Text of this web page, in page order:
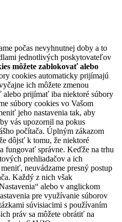
počas nevyhnutnej doby a to
jednotlivých poskytovateľov
môžete zablokovať alebo
cookies automaticky prijímajú
ich môžete zmenou
alebo prijímať iba niektoré súbory
súbory cookies vo Vašom
jeho nastavenia tak, aby
vás upozornil na pokus
počítača. Úplným zákazom
dôjsť k tomu, že niektoré
fungovať správne. Keďže na trhu
prehliadačov a ich
neuvádzame presný postup
Každý z nich však
alebo v anglickom
pre využívanie súborov
súvisiacimi s používaním
práv sa môžete obrátiť na